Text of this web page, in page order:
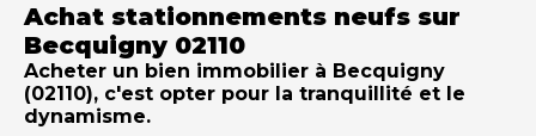
Achat stationnements neufs sur
Becquigny 02110
Acheter un bien immobilier à Becquigny
(02110), c'est opter pour la tranquillité et le
dynamisme.